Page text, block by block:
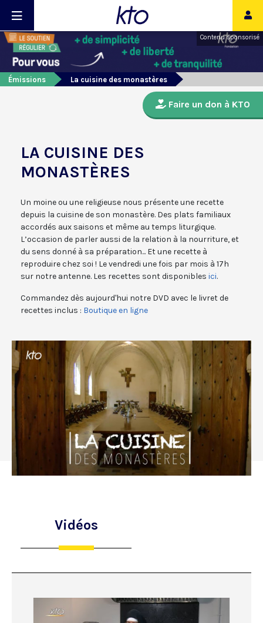
Contenu sponsorisé
Émissions La cuisine des monastères
Faire un don à KTO
LA CUISINE DES
MONASTÈRES
Un moine ou une religieuse nous présente une recette
depuis la cuisine de son monastère. Des plats familiaux
accordés aux saisons et même au temps liturgique.
L’occasion de parler aussi de la relation à la nourriture, et
du sens donné à sa préparation... Et une recette à
reproduire chez soi ! Le vendredi une fois par mois à 17h
sur notre antenne. Les recettes sont disponibles ici.
Commandez dès aujourd'hui notre DVD avec le livret de
recettes inclus : Boutique en ligne
Vidéos